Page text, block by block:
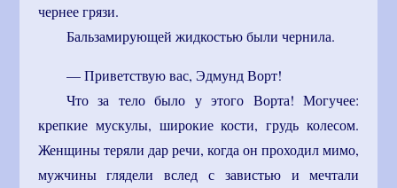
чернее грязи.
Бальзамирующей жидкостью были чернила.
— Приветствую вас, Эдмунд Ворт!
Что за тело было у этого Ворта! Могучее:
крепкие мускулы, широкие кости, грудь колесом.
Женщины теряли дар речи, когда он проходил мимо,
мужчины глядели вслед с завистью и мечтали